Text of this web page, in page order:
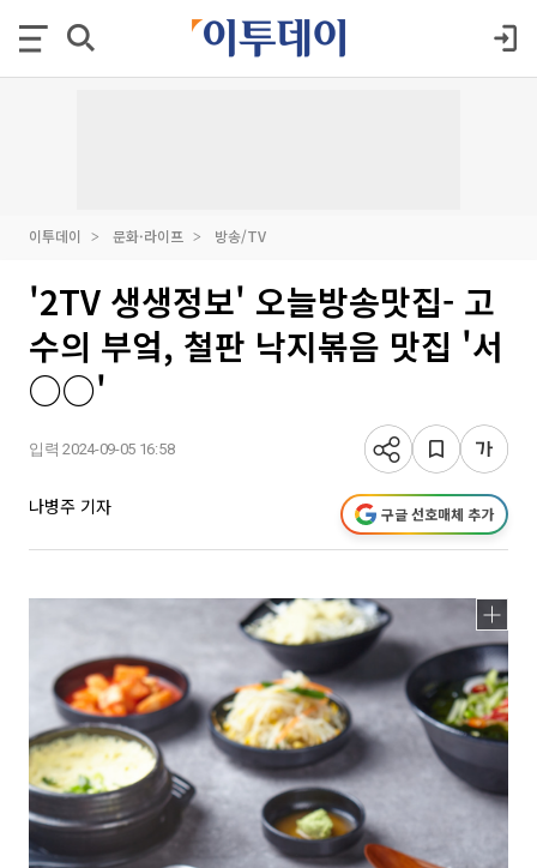
이투데이 문화·라이프 방송/TV
'2TV 생생정보' 오늘방송맛집- 고
수의 부엌, 철판 낙지볶음 맛집 '서
○○'
입력 2024-09-05 16:58
나병주 기자 구글 선호매체 추가